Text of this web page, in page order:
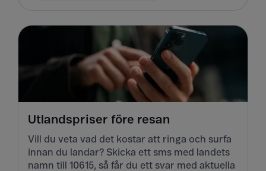
Utlandspriser före resan
Vill du veta vad det kostar att ringa och surfa
innan du landar? Skicka ett sms med landets
namn till 10615, så får du ett svar med aktuella